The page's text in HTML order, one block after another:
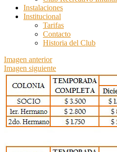
Instalaciones
Institucional
Tarifas
Contacto
Historia del Club
Imagen anterior
Imagen siguiente